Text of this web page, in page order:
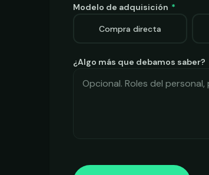
Modelo de adquisición *
Compra directa
¿Algo más que debamos saber?